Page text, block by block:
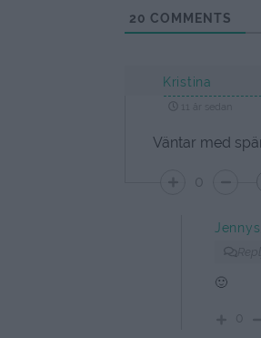
20 COMMENTS
Kristina
11 år sedan
Väntar med
0
🙂